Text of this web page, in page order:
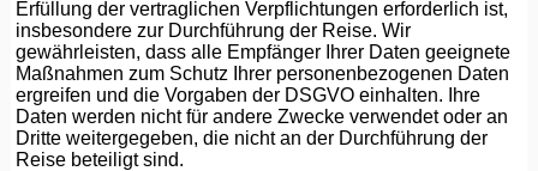
Erfüllung der vertraglichen Verpflichtungen erforderlich ist,
insbesondere zur Durchführung der Reise. Wir
gewährleisten, dass alle Empfänger Ihrer Daten geeignete
Maßnahmen zum Schutz Ihrer personenbezogenen Daten
ergreifen und die Vorgaben der DSGVO einhalten. Ihre
Daten werden nicht für andere Zwecke verwendet oder an
Dritte weitergegeben, die nicht an der Durchführung der
Reise beteiligt sind.